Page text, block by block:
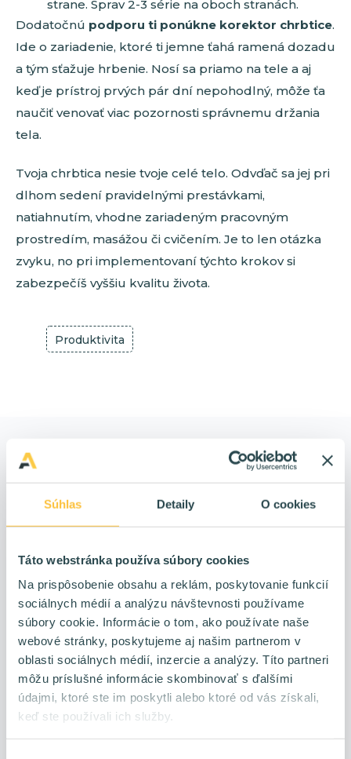
Súhlas Detaily O cookies
Táto webstránka používa súbory cookies
Na prispôsobenie obsahu a reklám, poskytovanie funkcií
sociálnych médií a analýzu návštevnosti používame
súbory cookie. Informácie o tom, ako používate naše
webové stránky, poskytujeme aj našim partnerom v
oblasti sociálnych médií, inzercie a analýzy. Títo partneri
môžu príslušné informácie skombinovať s ďalšími
údajmi, ktoré ste im poskytli alebo ktoré od vás získali,
keď ste používali ich služby.
strane. Sprav 2-3 série na oboch stranách.
Dodatočnú podporu ti ponúkne korektor chrbtice.
Ide o zariadenie, ktoré ti jemne ťahá ramená dozadu
a tým sťažuje hrbenie. Nosí sa priamo na tele a aj
keď je prístroj prvých pár dní nepohodlný, môže ťa
naučiť venovať viac pozornosti správnemu držania
tela.
Tvoja chrbtica nesie tvoje celé telo. Odvďač sa jej pri
dlhom sedení pravidelnými prestávkami,
natiahnutím, vhodne zariadeným pracovným
prostredím, masážou či cvičením. Je to len otázka
zvyku, no pri implementovaní týchto krokov si
zabezpečíš vyššiu kvalitu života.
Produktivita
Ďalšie články